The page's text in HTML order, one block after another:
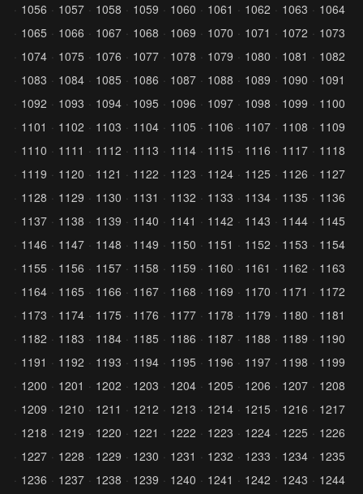
1056
1057 1058 1059 1060 1061 1062 1063
1064
1065
1066 1067 1068 1069 1070 1071 1072
1073
1074
1075 1076 1077 1078 1079 1080 1081
1082
1083
1084 1085 1086 1087 1088 1089 1090
1091
1092
1093 1094 1095 1096 1097 1098 1099
1100
1101
1102 1103 1104 1105 1106 1107 1108
1109
1110
1111 1112 1113 1114 1115 1116 1117
1118
1119
1120 1121 1122 1123 1124 1125 1126
1127
1128
1129 1130 1131 1132 1133 1134 1135
1136
1137
1138 1139 1140 1141 1142 1143 1144
1145
1146
1147 1148 1149 1150 1151 1152 1153
1154
1155
1156 1157 1158 1159 1160 1161 1162
1163
1164
1165 1166 1167 1168 1169 1170 1171
1172
1173
1174 1175 1176 1177 1178 1179 1180
1181
1182
1183 1184 1185 1186 1187 1188 1189
1190
1191
1192 1193 1194 1195 1196 1197 1198
1199
1200
1201 1202 1203 1204 1205 1206 1207
1208
1209
1210 1211 1212 1213 1214 1215 1216
1217
1218
1219 1220 1221 1222 1223 1224 1225
1226
1227
1228 1229 1230 1231 1232 1233 1234
1235
1236
1237 1238 1239 1240 1241 1242 1243
1244